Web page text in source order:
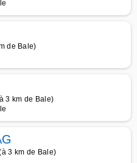
de Bale)
3 km de Bale)
3 km de Bale)